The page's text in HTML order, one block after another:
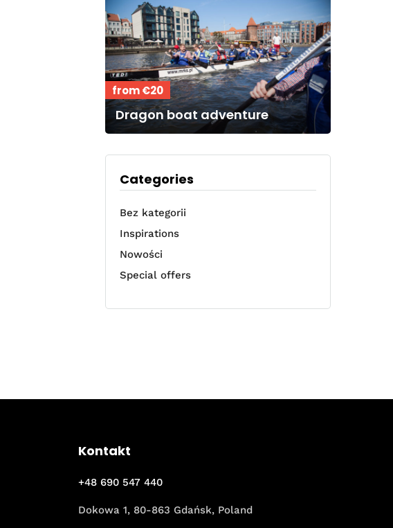
from €20
Dragon boat adventure
Categories
Bez kategorii
Inspirations
Nowości
Special offers
Kontakt
+48 690 547 440
Dokowa 1, 80-863 Gdańsk, Poland